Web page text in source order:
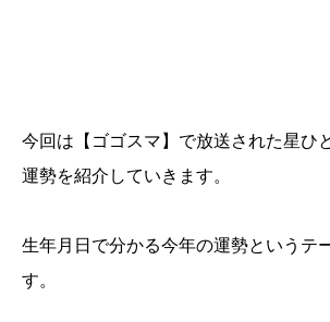
今回は【ゴゴスマ】で放送された星ひ
運勢を紹介していきます。
生年月日で分かる今年の運勢というテ
す。